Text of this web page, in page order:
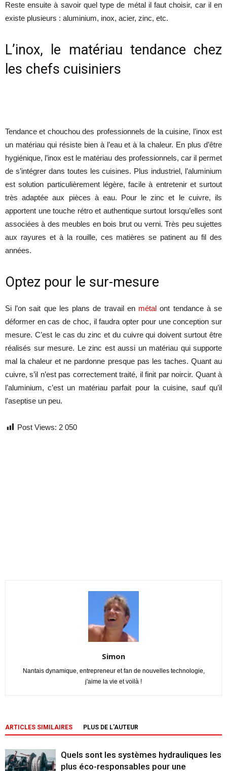
Reste ensuite à savoir quel type de métal il faut choisir, car il en
existe plusieurs : aluminium, inox, acier, zinc, etc.
L’inox, le matériau tendance chez
les chefs cuisiniers
Tendance et chouchou des professionnels de la cuisine, l’inox est
un matériau qui résiste bien à l’eau et à la chaleur. En plus d’être
hygiénique, l’inox est le matériau des professionnels, car il permet
de s’intégrer dans toutes les cuisines. Plus industriel, l’aluminium
est solution particulièrement légère, facile à entretenir et surtout
très adaptée aux pièces à eau. Pour le zinc et le cuivre, ils
apportent une touche rétro et authentique surtout lorsqu’elles sont
associées à des meubles en bois brut ou verni. Très peu sujettes
aux rayures et à la rouille, ces matières se patinent au fil des
années.
Optez pour le sur-mesure
Si l’on sait que les plans de travail en métal ont tendance à se
déformer en cas de choc, il faudra opter pour une conception sur
mesure. C’est le cas du zinc et du cuivre qui doivent surtout être
réalisés sur mesure. Le zinc est aussi un matériau qui supporte
mal la chaleur et ne pardonne presque pas les taches. Quant au
cuivre, s’il n’est pas correctement traité, il finit par noircir. Quant à
l’aluminium, c’est un matériau parfait pour la cuisine, sauf qu’il
l’aseptise un peu.
Post Views: 2 050
Simon
Nantais dynamique, entrepreneur et fan de nouvelles technologie,
j'aime la vie et voilà !
ARTICLES SIMILAIRES PLUS DE L'AUTEUR
Quels sont les systèmes hydrauliques les
plus éco-responsables pour une